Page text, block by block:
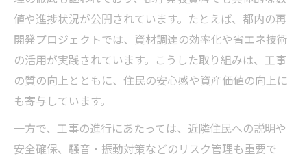
値や進捗状況が公開されています。たとえば、都内の再
開発プロジェクトでは、資材調達の効率化や省エネ技術
の活用が実践されています。こうした取り組みは、工事
の質の向上とともに、住民の安心感や資産価値の向上に
も寄与しています。
一方で、工事の進行にあたっては、近隣住民への説明や
安全確保、騒音・振動対策などのリスク管理も重要で